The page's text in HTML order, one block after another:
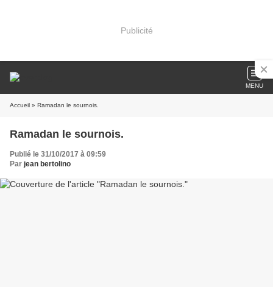
Publicité
MENU
Accueil » Ramadan le sournois.
Ramadan le sournois.
Publié le 31/10/2017 à 09:59
Par jean bertolino